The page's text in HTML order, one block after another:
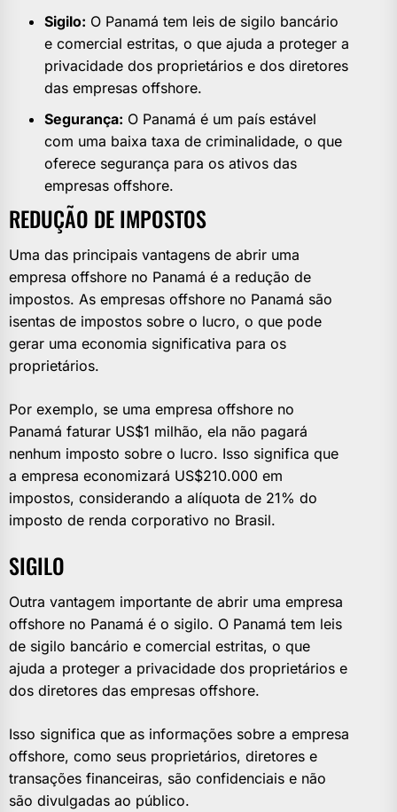
Sigilo: O Panamá tem leis de sigilo bancário
e comercial estritas, o que ajuda a proteger a
privacidade dos proprietários e dos diretores
das empresas offshore.
Segurança: O Panamá é um país estável
com uma baixa taxa de criminalidade, o que
oferece segurança para os ativos das
empresas offshore.
REDUÇÃO DE IMPOSTOS
Uma das principais vantagens de abrir uma
empresa offshore no Panamá é a redução de
impostos. As empresas offshore no Panamá são
isentas de impostos sobre o lucro, o que pode
gerar uma economia significativa para os
proprietários.
Por exemplo, se uma empresa offshore no
Panamá faturar US$1 milhão, ela não pagará
nenhum imposto sobre o lucro. Isso significa que
a empresa economizará US$210.000 em
impostos, considerando a alíquota de 21% do
imposto de renda corporativo no Brasil.
SIGILO
Outra vantagem importante de abrir uma empresa
offshore no Panamá é o sigilo. O Panamá tem leis
de sigilo bancário e comercial estritas, o que
ajuda a proteger a privacidade dos proprietários e
dos diretores das empresas offshore.
Isso significa que as informações sobre a empresa
offshore, como seus proprietários, diretores e
transações financeiras, são confidenciais e não
são divulgadas ao público.